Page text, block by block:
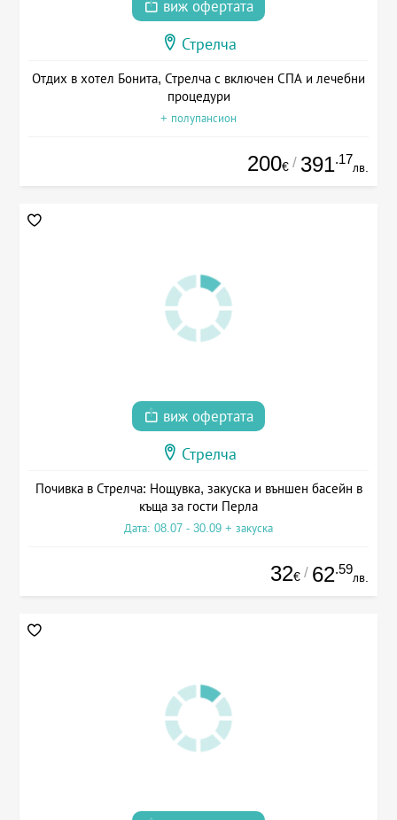
виж офертата
Стрелча
Отдих в хотел Бонита, Стрелча с включен СПА и лечебни
процедури
+ полупансион
200€ / 391.17
лв.
виж офертата
Стрелча
Почивка в Стрелча: Нощувка, закуска и външен басейн в
къща за гости Перла
Дата: 08.07 - 30.09 + закуска
32€ / 62.59
лв.